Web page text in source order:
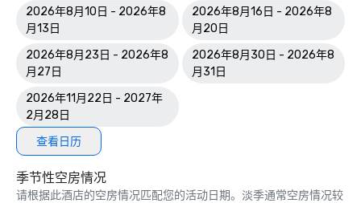
2026年8月10日 - 2026年8
月13日
2026年8月16日 - 2026年8
月20日
2026年8月23日 - 2026年8
月27日
2026年8月30日 - 2026年8
月31日
2026年11月22日 - 2027年
2月28日
查看日历
季节性空房情况
请根据此酒店的空房情况匹配您的活动日期。淡季通常空房情况较